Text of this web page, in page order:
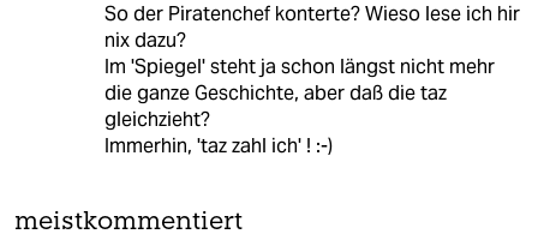
So der Piratenchef konterte? Wieso lese ich hir
nix dazu?
Im 'Spiegel' steht ja schon längst nicht mehr
die ganze Geschichte, aber daß die taz
gleichzieht?
Immerhin, 'taz zahl ich' ! :-)
meistkommentiert